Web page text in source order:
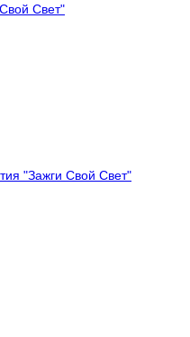
Свет"
"Зажги Свой Свет"